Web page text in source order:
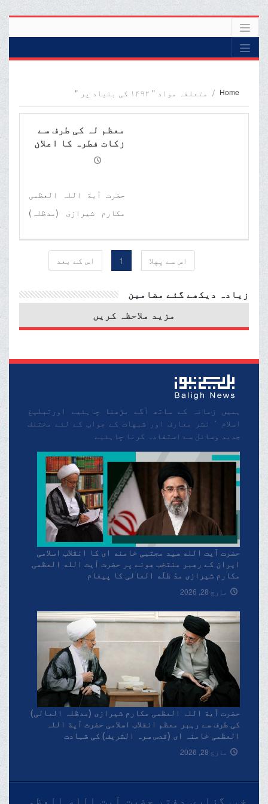
Home متعلقہ مواد " ۱۴۹۲ کی بنیاد پر "
معظم لہ کی طرف سے
زکات فطرہ کا اعلان
حضرت آیة اللہ العظمی
مکارم شیرازی (مدظلہ)
معین کرکے ان کے دفاتر
میں اعلان کیا گیا ۔
اس سے پهلا 1 اس کے بعد
زیادہ دیکھے گئے مضامین
مزید ملاحظہ کریں
ہمیں زمانہ کے ساتھ آگے بڑھنا چاہئیے اورتبلیغ
اسلام ٬ نشر معارف اور شبهات کے جواب کے لئے مختلف
جدید وسائل سے استفادہ کرنا چاہئیے
حضرت آیت الله سید مجتبی خامنه ای کا انقلاب اسلامی
ایران کے رهبر منتخب هونے پر حضرت آیت الله العظمی
مکارم شیرازی مدّ ظلّه العالی کا پیغام
مارچ 28, 2026
حضرت آیة اللہ العظمی مکارم شیرازی (مدظلہ العالی)
کی طرف سے رہبر معظم انقلاب اسلامی حضرت آیة اللہ
العظمی خامنہ ای (قدس سرہ الشریف) کی شہادت
پرتعزیتی پیغام۔
مارچ 28, 2026
خبرگزاری دفتر حضرت آیت الله العظمی